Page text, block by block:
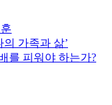
가족과 삶’
를 피워야 하는가?